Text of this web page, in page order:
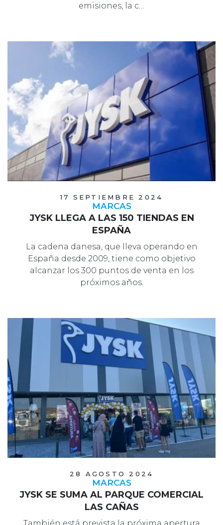
emisiones, la c…
17 SEPTIEMBRE 2024
MARCAS
JYSK LLEGA A LAS 150 TIENDAS EN
ESPAÑA
La cadena danesa, que lleva operando en
España desde 2009, tiene como objetivo
alcanzar los 300 puntos de venta en los
próximos años.
28 AGOSTO 2024
MARCAS
JYSK SE SUMA AL PARQUE COMERCIAL
LAS CAÑAS
También está prevista la próxima apertura